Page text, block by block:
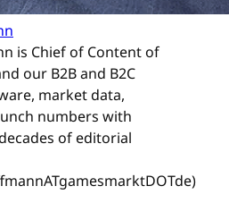
is Chief of Content of
our B2B and B2C
market data,
numbers with
of editorial